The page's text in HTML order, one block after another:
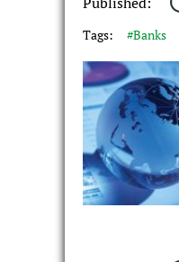
Tags: #Banks